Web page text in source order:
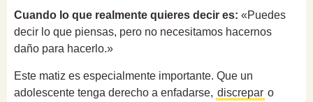
Cuando lo que realmente quieres decir es: «Puedes
decir lo que piensas, pero no necesitamos hacernos
daño para hacerlo.»
Este matiz es especialmente importante. Que un
adolescente tenga derecho a enfadarse, discrepar o